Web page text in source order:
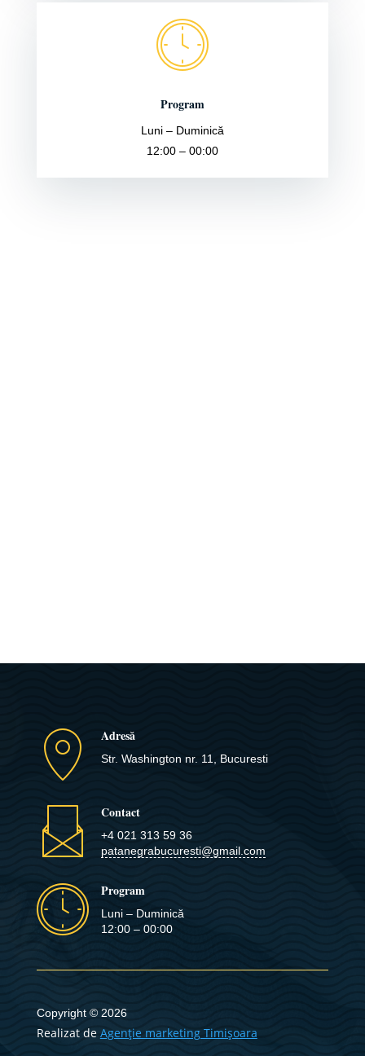
Program
Luni – Duminică
12:00 – 00:00
Adresă
Str. Washington nr. 11, Bucuresti
Contact
+4 021 313 59 36
patanegrabucuresti@gmail.com
Program
Luni – Duminică
12:00 – 00:00
Copyright © 2026
Realizat de Agenție marketing Timișoara